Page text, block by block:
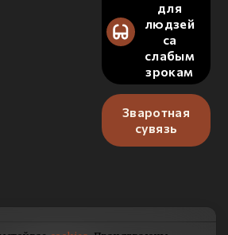
для
людзей
са
слабым
зрокам
Зваротная
сувязь